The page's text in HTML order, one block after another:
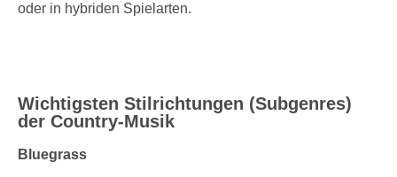
oder in hybriden Spielarten.
Wichtigsten Stilrichtungen (Subgenres)
der Country-Musik
Bluegrass